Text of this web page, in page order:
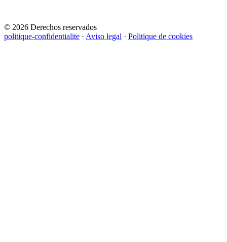
© 2026 Derechos reservados
politique-confidentialite · Aviso legal · Politique de cookies